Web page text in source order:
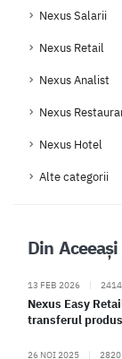
Nexus Salarii
Nexus Retail
Nexus Analist
Nexus
Nexus Hotel
Alte categorii
Din
13 FEB 2026 |
Nexus Easy
transferul
26 NOI 2025 | 2820